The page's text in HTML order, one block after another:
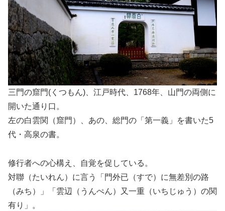
三門の窟門(くつもん)、江戸時代、1768年、山門の両側に
開いた通り口。
左の白雲関（窟門）、あの、総門の「第一義」を書いた5
代・高泉の書。
修行者への心構え、自覚を促している。
対聯（たいれん）に言う「門外已（すで）に無差別の路
（みち）」「雲辺（うんぺん）又一重（いちじゅう）の関
有り」。